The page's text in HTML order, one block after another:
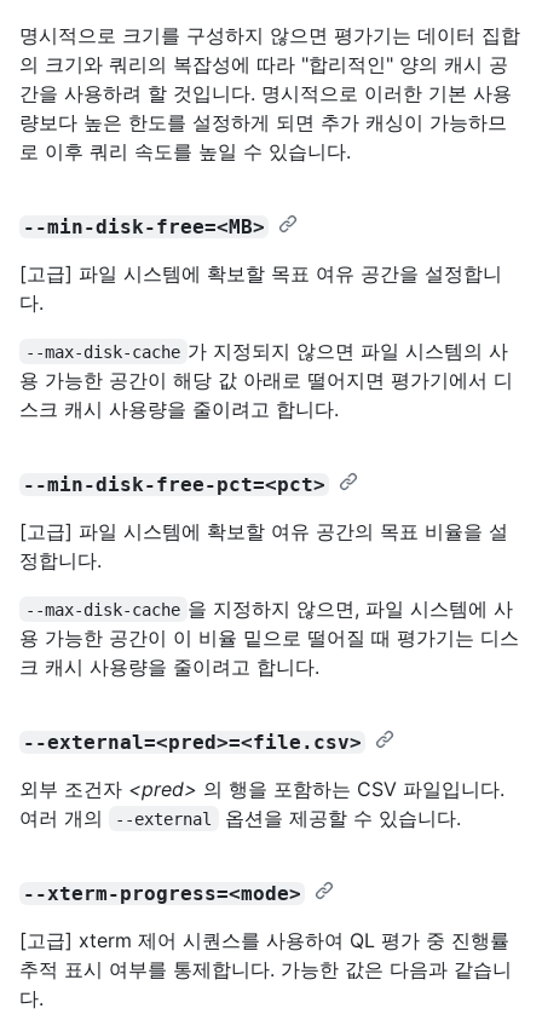
명시적으로 크기를 구성하지 않으면 평가기는 데이터 집합
의 크기와 쿼리의 복잡성에 따라 "합리적인" 양의 캐시 공
간을 사용하려 할 것입니다. 명시적으로 이러한 기본 사용
량보다 높은 한도를 설정하게 되면 추가 캐싱이 가능하므
로 이후 쿼리 속도를 높일 수 있습니다.
--min-disk-free=<MB>
[고급] 파일 시스템에 확보할 목표 여유 공간을 설정합니
다.
--max-disk-cache 가 지정되지 않으면 파일 시스템의 사
용 가능한 공간이 해당 값 아래로 떨어지면 평가기에서 디
스크 캐시 사용량을 줄이려고 합니다.
--min-disk-free-pct=<pct>
[고급] 파일 시스템에 확보할 여유 공간의 목표 비율을 설
정합니다.
--max-disk-cache 을 지정하지 않으면, 파일 시스템에 사
용 가능한 공간이 이 비율 밑으로 떨어질 때 평가기는 디스
크 캐시 사용량을 줄이려고 합니다.
--external=<pred>=<file.csv>
외부 조건자 <pred> 의 행을 포함하는 CSV 파일입니다.
여러 개의
--external 옵션을 제공할 수 있습니다.
--xterm-progress=<mode>
[고급] xterm 제어 시퀀스를 사용하여 QL 평가 중 진행률
추적 표시 여부를 통제합니다. 가능한 값은 다음과 같습니
다.